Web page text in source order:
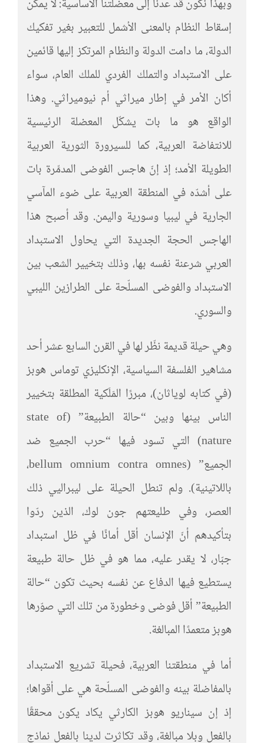
وبهذا نكون قد عدنا إلى معضلتنا الأساسية: لا يمكن
إسقاط النظام بالمعنى الأشمل للتعبير بغير تفكيك
الدولة، ما دامت الدولة والنظام المرتكز إليها قائمين
على الاستبداد والتملك الفردي للملك العام، سواء
أكان الأمر في إطار ميراثي أم نيوميراثي. وهذا
الواقع هو ما بات يشكّل المعضلة الرئيسية
للانتفاضة العربية، كما للسيرورة الثورية العربية
الطويلة الأمد؛ إذ إنّ هاجس الفوضى المدمِّرة بات
على أشدّه في المنطقة العربية على ضوء المآسي
الجارية في ليبيا وسورية واليمن. وقد أصبح هذا
الهاجس الحجة الجديدة التي يحاول الاستبداد
العربي شرعنة نفسه بها، وذلك بتخيير الشعب بين
الاستبداد والفوضى المسلّحة على الطرازين الليبي
والسوري.
وهي حيلة قديمة نظّر لها في القرن السابع عشر أحد
مشاهير الفلسفة السياسية، الإنكليزي توماس هوبز
(في كتابه لوياثان)، مبررًا المَلَكية المطلقة بتخيير
الناس بينها وبين “حالة الطبيعة” (state of
nature) التي تسود فيها “حرب الجميع ضد
الجميع” (bellum omnium contra omnes،
باللاتينية). ولم تنطل الحيلة على ليبراليي ذلك
العصر، وفي طليعتهم جون لوك، الذين ردّوا
بتأكيدهم أنّ الإنسان أقل أمانًا في ظل استبداد
جبّار، لا يقدر عليه، مما هو في ظل حالة طبيعة
يستطيع فيها الدفاع عن نفسه بحيث تكون “حالة
الطبيعة” أقل فوضى وخطورة من تلك التي صوّرها
هوبز متعمدًا المبالغة.
أما في منطقتنا العربية، فحيلة تشريع الاستبداد
بالمفاضلة بينه والفوضى المسلّحة هي على أقواها؛
إذ إن سيناريو هوبز الكارثي يكاد يكون محققًا
بالفعل وبلا مبالغة، وقد تكاثرت لدينا بالفعل نماذج